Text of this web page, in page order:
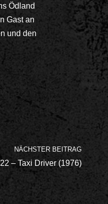
Ödland
Gast an
und den
NÄCHSTER BEITRAG
– Taxi Driver (1976)